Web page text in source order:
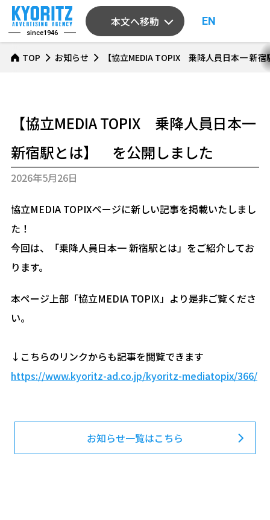
本文へ移動
since1946
EN
TOP お知らせ 【協立MEDIA TOPIX 乗降人員日本一 新
【協立MEDIA TOPIX 乗降人員日本一
新宿駅とは】 を公開しました
2026年5月26日
協立MEDIA TOPIXページに新しい記事を掲載いたしまし
た！
今回は、「乗降人員日本一 新宿駅とは」をご紹介してお
ります。
本ページ上部「協立MEDIA TOPIX」より是非ご覧くださ
い。
↓こちらのリンクからも記事を閲覧できます
https://www.kyoritz-ad.co.jp/kyoritz-mediatopix/366/
お知らせ一覧はこちら